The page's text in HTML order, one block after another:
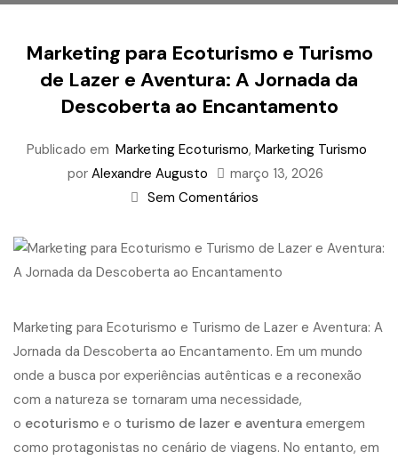
Marketing para Ecoturismo e Turismo
de Lazer e Aventura: A Jornada da
Descoberta ao Encantamento
Publicado em Marketing Ecoturismo, Marketing Turismo
por Alexandre Augusto
março 13, 2026
Sem Comentários
Marketing para Ecoturismo e Turismo de Lazer e Aventura: A
Jornada da Descoberta ao Encantamento. Em um mundo
onde a busca por experiências autênticas e a reconexão
com a natureza se tornaram uma necessidade,
o ecoturismo e o turismo de lazer e aventura emergem
como protagonistas no cenário de viagens. No entanto, em